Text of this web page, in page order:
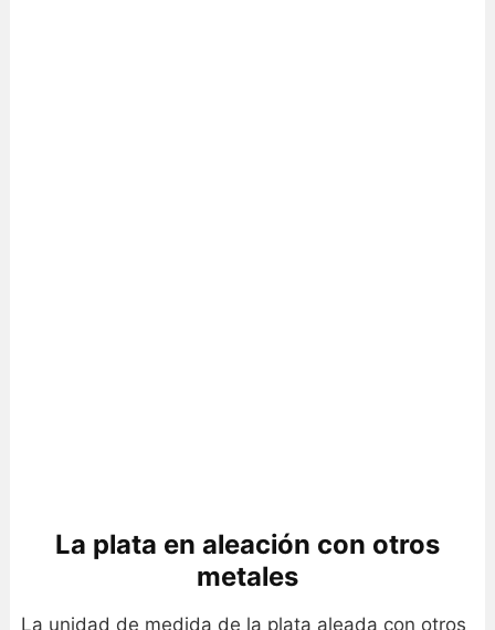
La plata en aleación con otros
metales
La unidad de medida de la plata aleada con otros